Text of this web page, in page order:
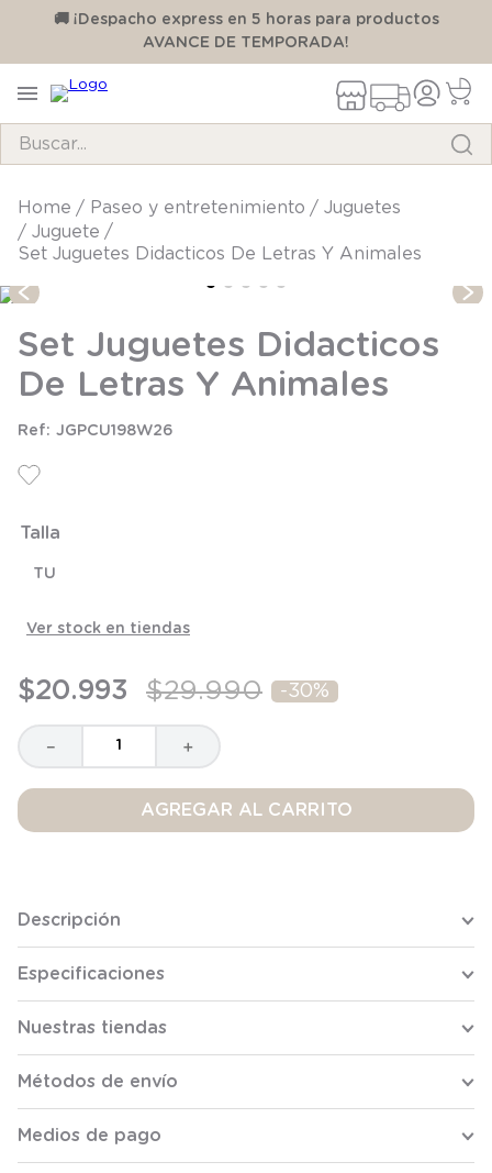
🚚 ¡Despacho express en 5 horas para productos
AVANCE DE TEMPORADA!
paseo y entretenimiento
juguetes
juguete
Set Juguetes Didacticos De Letras Y Animales
Set Juguetes Didacticos
De Letras Y Animales
JGPCU198W26
Talla
TU
Ver stock en tiendas
$20.993 $29.990 -30%
＋
－
AGREGAR AL CARRITO
Descripción
Especificaciones
Nuestras tiendas
Métodos de envío
Medios de pago
TÉRMINOS MÁS BUSCADOS
1.
pijama
4.
body
5.
manta
6.
panty
7